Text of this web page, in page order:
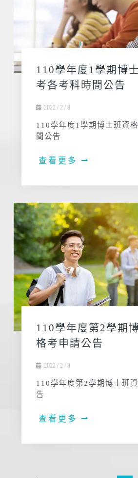
110學年度1學期博
考各考科時間公告
2022 / 2 / 8
110學年度1學期博士班資
間公告
查看更多 ⇀
110學年度第2學期
格考申請公告
2022 / 2 / 8
110學年度第2學期博士班
告
查看更多 ⇀